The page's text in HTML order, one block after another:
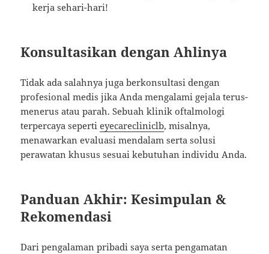
kerja sehari-hari!
Konsultasikan dengan Ahlinya
Tidak ada salahnya juga berkonsultasi dengan
profesional medis jika Anda mengalami gejala terus-
menerus atau parah. Sebuah klinik oftalmologi
terpercaya sepertieyecarecliniclb, misalnya,
menawarkan evaluasi mendalam serta solusi
perawatan khusus sesuai kebutuhan individu Anda.
Panduan Akhir: Kesimpulan &
Rekomendasi
Dari pengalaman pribadi saya serta pengamatan